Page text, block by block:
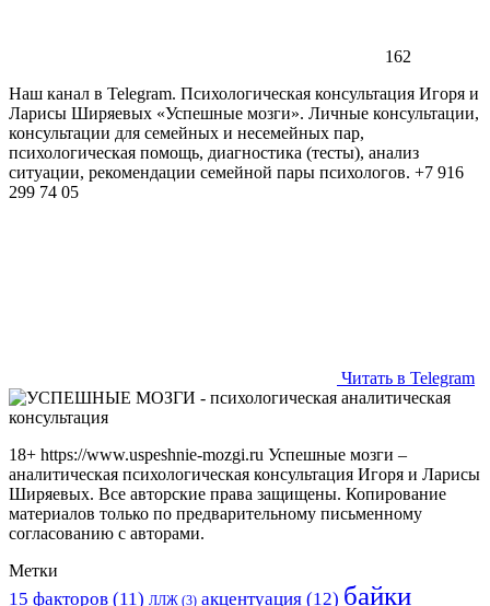
162
Наш канал в Telegram. Психологическая консультация Игоря и
Ларисы Ширяевых «Успешные мозги». Личные консультации,
консультации для семейных и несемейных пар,
психологическая помощь, диагностика (тесты), анализ
ситуации, рекомендации семейной пары психологов. +7 916
299 74 05
Читать в Telegram
18+ https://www.uspeshnie-mozgi.ru Успешные мозги –
аналитическая психологическая консультация Игоря и Ларисы
Ширяевых. Все авторские права защищены. Копирование
материалов только по предварительному письменному
согласованию с авторами.
Метки
15 факторов (11) ЛЛЖ (3) акцентуация (12) байки